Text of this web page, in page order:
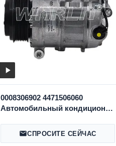
0008306902 4471506060
Автомобильный кондиционер
S600/S65AMG W222 WXMB058
СПРОСИТЕ СЕЙЧАС